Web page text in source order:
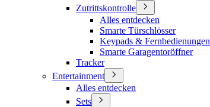
Zutrittskontrolle
Alles entdecken
Smarte Türschlösser
Keypads & Fernbedienungen
Smarte Garagentoröffner
Tracker
Entertainment
Alles entdecken
Sets